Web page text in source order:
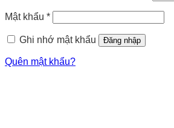
Mật khẩu *
Ghi nhớ mật khẩu Đăng nhập
Quên mật khẩu?